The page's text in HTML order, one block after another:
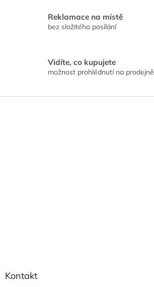
Reklamace na místě
bez složitého posílání
Vidíte, co kupujete
možnost prohlédnutí na prodejně
Z
Kontakt